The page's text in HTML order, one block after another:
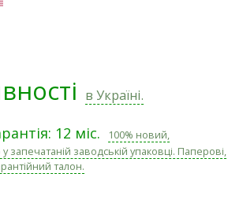
в Україні.
12 міс.
100% новий,
запечатаній заводській упаковці. Паперові,
талон.